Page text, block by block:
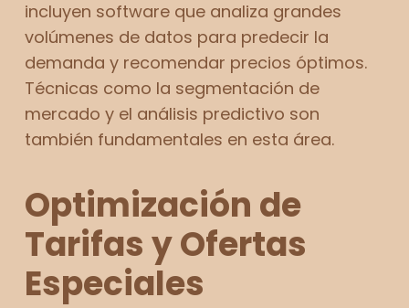
incluyen software que analiza grandes
volúmenes de datos para predecir la
demanda y recomendar precios óptimos.
Técnicas como la segmentación de
mercado y el análisis predictivo son
también fundamentales en esta área.
Optimización de
Tarifas y Ofertas
Especiales